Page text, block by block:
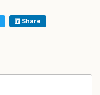
Share